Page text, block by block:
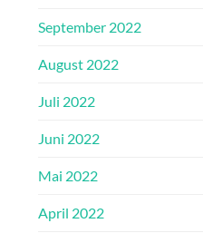
September 2022
August 2022
Juli 2022
Juni 2022
Mai 2022
April 2022